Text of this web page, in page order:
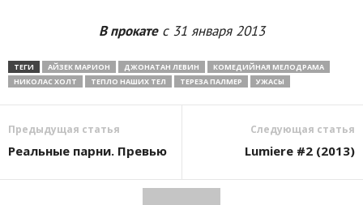
В прокатес 31 января 2013
ТЕГИ АЙЗЕК МАРИОН ДЖОНАТАН ЛЕВИН
КОМЕДИЙНАЯ МЕЛОДРАМА
НИКОЛАС ХОЛТ
ТЕПЛО НАШИХ ТЕЛ ТЕРЕЗА ПАЛМЕР УЖАСЫ
Предыдущая статья
Реальные парни. Превью
Следующая статья
Lumiere #2 (2013)